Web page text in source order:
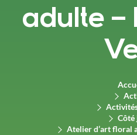
adulte –
Côté
Atelier d’art floral